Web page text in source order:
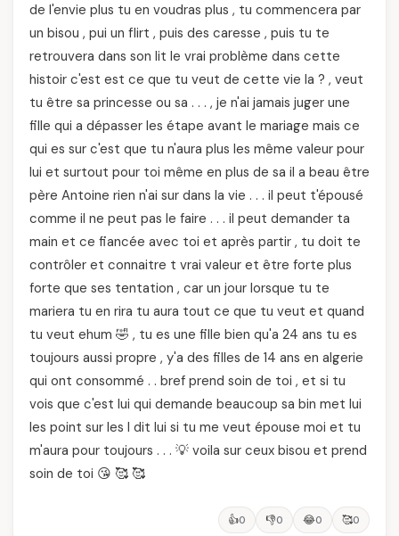
de l'envie plus tu en voudras plus , tu commencera par
un bisou , pui un flirt , puis des caresse , puis tu te
retrouvera dans son lit le vrai problème dans cette
histoir c'est est ce que tu veut de cette vie la ? , veut
tu être sa princesse ou sa . . . , je n'ai jamais juger une
fille qui a dépasser les étape avant le mariage mais ce
qui es sur c'est que tu n'aura plus les même valeur pour
lui et surtout pour toi même en plus de sa il a beau être
père Antoine rien n'ai sur dans la vie . . . il peut t'épousé
comme il ne peut pas le faire . . . il peut demander ta
main et ce fiancée avec toi et après partir , tu doit te
contrôler et connaitre t vrai valeur et être forte plus
forte que ses tentation , car un jour lorsque tu te
mariera tu en rira tu aura tout ce que tu veut et quand
tu veut ehum 🤣 , tu es une fille bien qu'a 24 ans tu es
toujours aussi propre , y'a des filles de 14 ans en algerie
qui ont consommé . . bref prend soin de toi , et si tu
vois que c'est lui qui demande beaucoup sa bin met lui
les point sur les I dit lui si tu me veut épouse moi et tu
m'aura pour toujours . . . 💡 voila sur ceux bisou et prend
soin de toi 😘 🥰 🥰
👍0 👎0 😂0 🥰0